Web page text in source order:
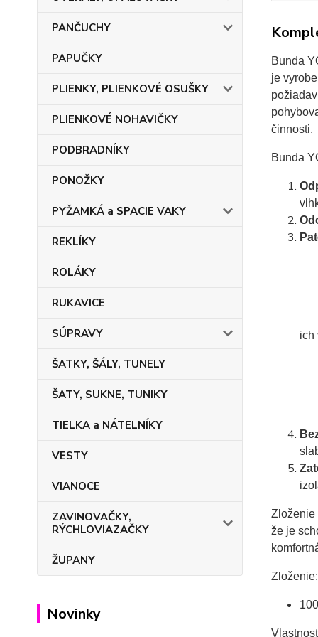
PANČUCHY
PAPUČKY
PLIENKY, PLIENKOVÉ OSUŠKY
PLIENKOVÉ NOHAVIČKY
PODBRADNÍKY
PONOŽKY
PYŽAMKÁ a SPACIE VAKY
REKLÍKY
ROLÁKY
RUKAVICE
SÚPRAVY
ŠATKY, ŠÁLY, TUNELY
ŠATY, SUKNE, TUNIKY
TIELKA a NÁTELNÍKY
VESTY
VIANOCE
ZAVINOVAČKY,
RÝCHLOVIAZAČKY
ŽUPANY
Novinky
Bunda
je
činnosti.
Bunda
ich
Zloženie
že je
Zloženie: